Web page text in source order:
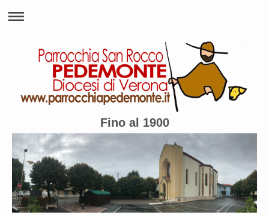
Fino al 1900